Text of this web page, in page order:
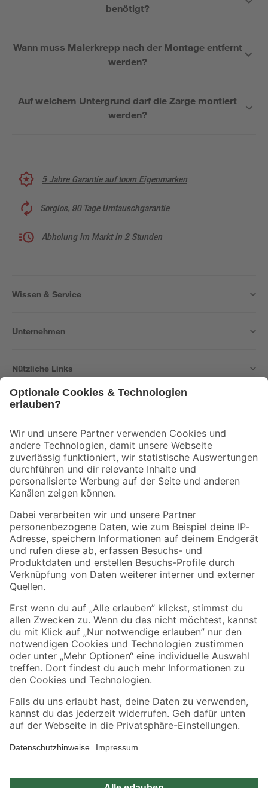
benötigt?
Wann muss Malerkrepp nach der Montage entfernt
werden?
Auf welchem Untergrund darf die Zarge montiert
werden?
5 Jahre Garantie auf toom Eigenmarken
Sorglos, 90 Tage Umtauschgarantie
Abholung im Markt in 2 Stunden
Wissen & Service
Unternehmen
Nützliche Links
Der toom Newsletter: Keine Angebote und Aktionen mehr verpassen!
Zur Newsletter Anmeldung
Folge uns
Zahlungsarten Versandarten
Sicher einkaufen
Jetzt die toom-App herunterladen
Alle Preisangaben in EUR inkl. gesetzl. MwSt.. Die dargestellten Angebote sind unter
Umständen nicht in allen Märkten verfügbar. Die angegebenen Verfügbarkeiten beziehen
Produkte nur solange der Vorrat reicht.
*Paketversand ab 59 € versandkostenfrei, gilt nicht für Artikel mit Speditionsversand, hier
Privatsphäre Impressum